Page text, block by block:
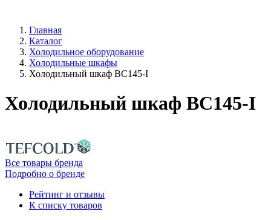
Главная
Каталог
Холодильное оборудование
Холодильные шкафы
Холодильный шкаф BC145-I
Холодильный шкаф BC145-I
Все товары бренда
Подробно о бренде
Рейтинг и отзывы
К списку товаров